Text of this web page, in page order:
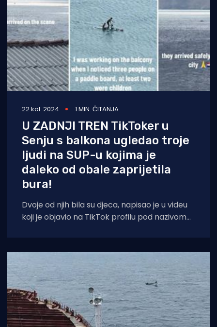
22 kol. 2024 1 MIN. ČITANJA
U ZADNJI TREN TikToker u
Senju s balkona ugledao troje
ljudi na SUP-u kojima je
daleko od obale zaprijetila
bura!
Dvoje od njih bila su djeca, napisao je u videu
koji je objavio na TikTok profilu pod nazivom